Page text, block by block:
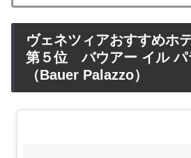
ヴェネツィアおすすめホ
第５位 バウアー イル パ
（Bauer Palazzo）